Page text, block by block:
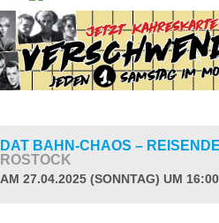
DAT BAHN-CHAOS –
ROSTOCK
AM 27.04.2025 (SONNTAG) UM